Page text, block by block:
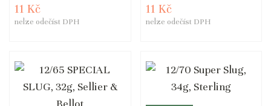
11 Kč
nelze odečíst DPH
11 Kč
nelze odečíst DPH